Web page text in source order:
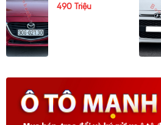
490 Triệu